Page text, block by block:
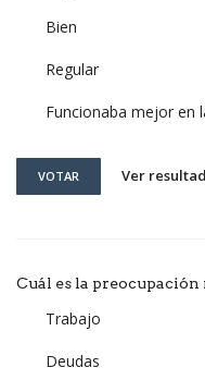
Bien
Regular
Funcionaba mejor en
VOTAR Ver
Cuál es la
Trabajo
Deudas